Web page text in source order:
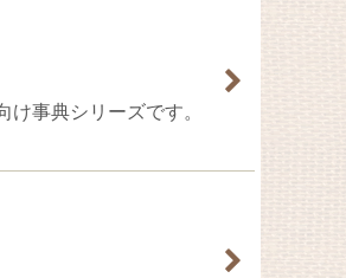
事典シリーズです。